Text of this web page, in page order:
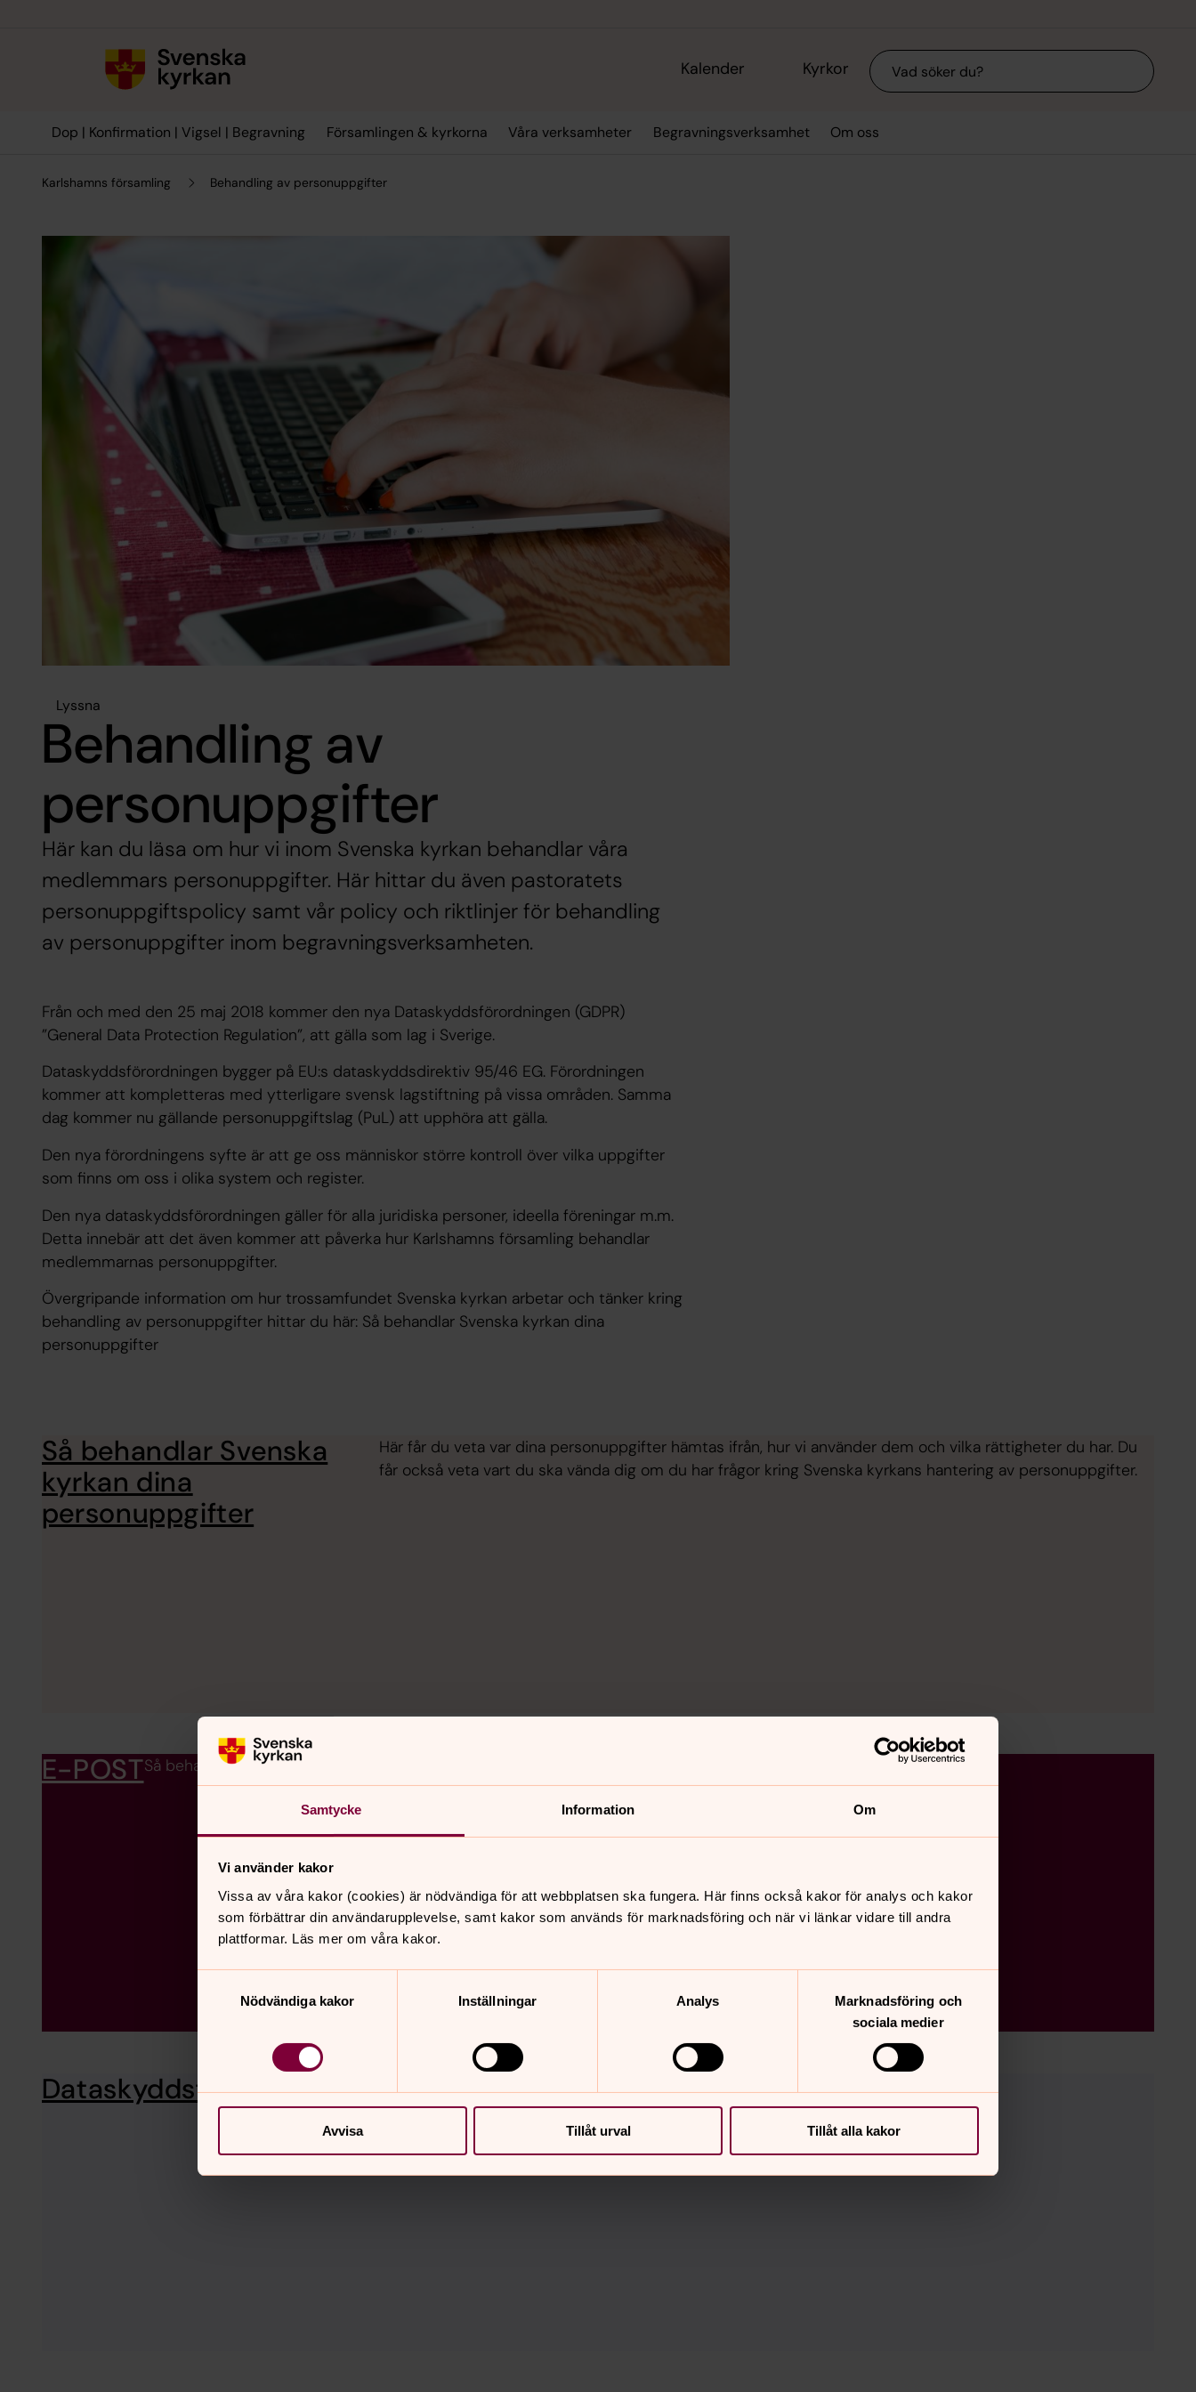
Samtycke Information Om
Vi använder kakor
Vissa av våra kakor (cookies) är nödvändiga för att webbplatsen ska fungera. Här finns också kakor för analys och kakor
som förbättrar din användarupplevelse, samt kakor som används för marknadsföring och när vi länkar vidare till andra
plattformar. Läs mer om våra kakor.
Nödvändiga kakor
Inställningar Analys
Marknadsföring och
sociala medier
Avvisa Tillåt urval Tillåt alla kakor
Kalender Kyrkor Sök
Dop | Konfirmation | Vigsel | Begravning Församlingen & kyrkorna Våra verksamheter Begravningsverksamhet Om oss
Karlshamns församling Behandling av personuppgifter
Lyssna
Behandling av
personuppgifter
Här kan du läsa om hur vi inom Svenska kyrkan behandlar våra
medlemmars personuppgifter. Här hittar du även pastoratets
personuppgiftspolicy samt vår policy och riktlinjer för behandling
av personuppgifter inom begravningsverksamheten.
Från och med den 25 maj 2018 kommer den nya Dataskyddsförordningen (GDPR)
”General Data Protection Regulation”, att gälla som lag i Sverige.
Dataskyddsförordningen bygger på EU:s dataskyddsdirektiv 95/46 EG. Förordningen
kommer att kompletteras med ytterligare svensk lagstiftning på vissa områden. Samma
dag kommer nu gällande personuppgiftslag (PuL) att upphöra att gälla.
Den nya förordningens syfte är att ge oss människor större kontroll över vilka uppgifter
som finns om oss i olika system och register.
Den nya dataskyddsförordningen gäller för alla juridiska personer, ideella föreningar m.m.
Detta innebär att det även kommer att påverka hur Karlshamns församling behandlar
medlemmarnas personuppgifter.
Övergripande information om hur trossamfundet Svenska kyrkan arbetar och tänker kring
behandling av personuppgifter hittar du här: Så behandlar Svenska kyrkan dina
personuppgifter
Så behandlar Svenska
kyrkan dina
personuppgifter
Här får du veta var dina personuppgifter hämtas ifrån, hur vi använder dem och vilka rättigheter du har. Du
får också veta vart du ska vända dig om du har frågor kring Svenska kyrkans hantering av personuppgifter.
E-POSTSå behandlar vi dina uppgifter om du skickar e-post till oss
Dataskyddsförordningen GDPR